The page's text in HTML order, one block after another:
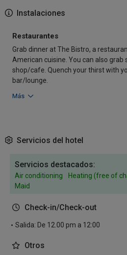
Instalaciones
Restaurantes
Grab dinner at The Bistro, a
American cuisine. You can also
shop/cafe. Quench your thirst with
bar/lounge.
Más
Servicios del hotel
Servicios destacados:
Air conditioning Heating (free of
Maid
Check-in/Check-out
Salida: De 12.00 pm a 12:00
Otros